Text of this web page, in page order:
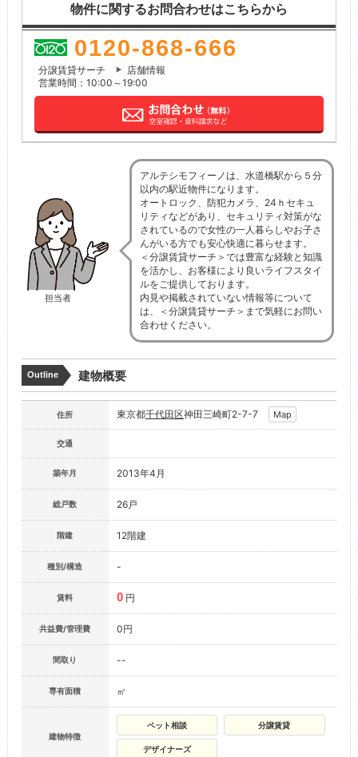
物件に関するお問合わせはこちらから
0120-868-666
分譲賃貸サーチ
店舗情報
営業時間：10:00～19:00
担当者
アルテシモフィーノは、水道橋駅から５分
以内の駅近物件になります。
オートロック、防犯カメラ、24ｈセキュ
リティなどがあり、セキュリティ対策がな
されているので女性の一人暮らしやお子さ
んがいる方でも安心快適に暮らせます。
＜分譲賃貸サーチ＞では豊富な経験と知識
を活かし、お客様により良いライフスタイ
ルをご提供しております。
内見や掲載されていない情報等について
は、＜分譲賃貸サーチ＞まで気軽にお問い
合わせください。
Outline 建物概要
住所 東京都千代田区神田三崎町2-7-7 Map
交通
築年月 2013年4月
総戸数 26戸
階建 12階建
種別/構造 -
賃料 0 円
共益費/管理費 0円
間取り --
専有面積 ㎡
建物特徴
ペット相談 分譲賃貸
デザイナーズ